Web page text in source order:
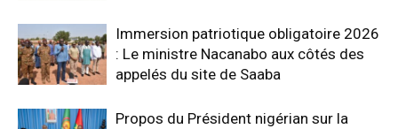
Immersion patriotique obligatoire 2026
: Le ministre Nacanabo aux côtés des
appelés du site de Saaba
Propos du Président nigérian sur la